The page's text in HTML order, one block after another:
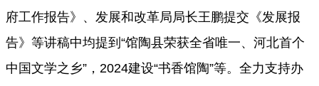
府工作报告》、发展和改革局局长王鹏提交《发展报
告》等讲稿中均提到“馆陶县荣获全省唯一、河北首个
中国文学之乡”，2024建设“书香馆陶”等。全力支持办